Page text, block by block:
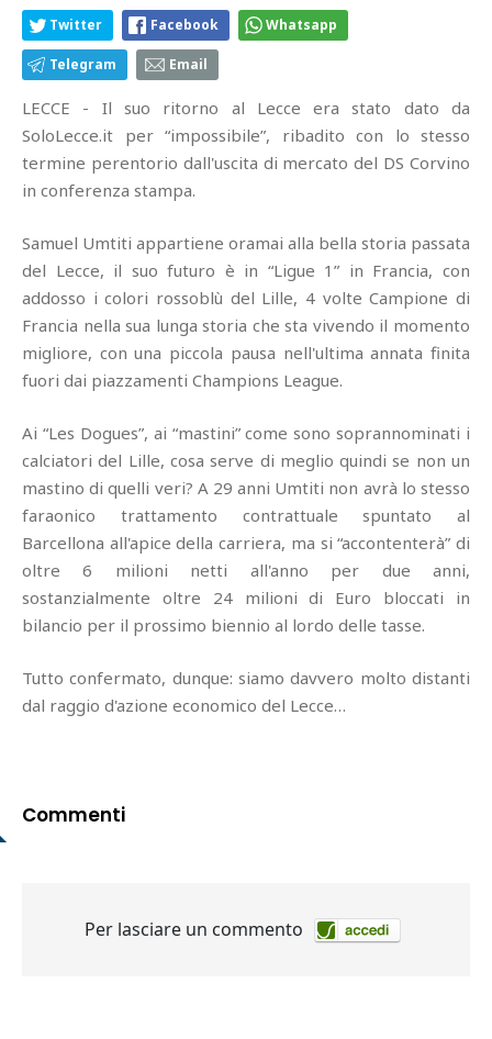
Twitter Facebook Whatsapp
Telegram Email
LECCE - Il suo ritorno al Lecce era stato dato da
SoloLecce.it per “impossibile”, ribadito con lo stesso
termine perentorio dall'uscita di mercato del DS Corvino
in conferenza stampa.
Samuel Umtiti appartiene oramai alla bella storia passata
del Lecce, il suo futuro è in “Ligue 1” in Francia, con
addosso i colori rossoblù del Lille, 4 volte Campione di
Francia nella sua lunga storia che sta vivendo il momento
migliore, con una piccola pausa nell'ultima annata finita
fuori dai piazzamenti Champions League.
Ai “Les Dogues”, ai “mastini” come sono soprannominati i
calciatori del Lille, cosa serve di meglio quindi se non un
mastino di quelli veri? A 29 anni Umtiti non avrà lo stesso
faraonico trattamento contrattuale spuntato al
Barcellona all'apice della carriera, ma si “accontenterà” di
oltre 6 milioni netti all'anno per due anni,
sostanzialmente oltre 24 milioni di Euro bloccati in
bilancio per il prossimo biennio al lordo delle tasse.
Tutto confermato, dunque: siamo davvero molto distanti
dal raggio d'azione economico del Lecce…
Commenti